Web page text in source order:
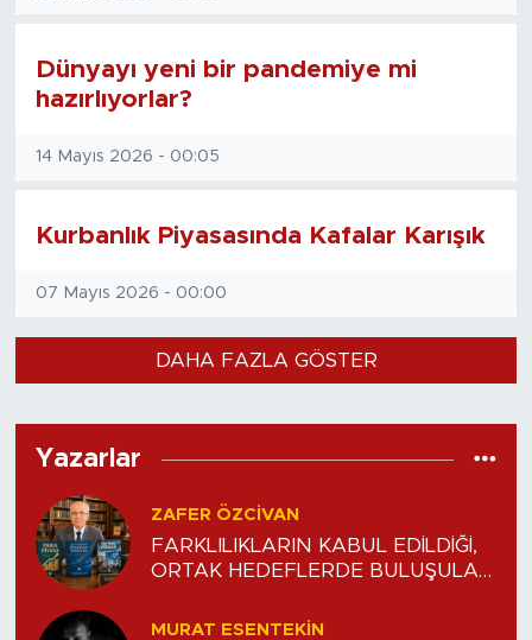
Dünyayı yeni bir pandemiye mi
hazırlıyorlar?
14 Mayıs 2026 - 00:05
Kurbanlık Piyasasında Kafalar Karışık
07 Mayıs 2026 - 00:00
DAHA FAZLA GÖSTER
Yazarlar
ZAFER ÖZCIVAN
FARKLILIKLARIN KABUL EDİLDİĞİ,
ORTAK HEDEFLERDE BULUŞULAN
MURAT ESENTEKIN